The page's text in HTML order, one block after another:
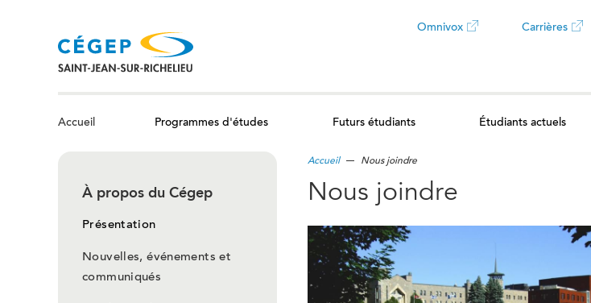
Omnivox
onglet
Carrières
ouvrira
onglet
Accueil Programmes d'études Futurs étudiants Étudiants actuels
À propos du Cégep
Présentation
Nouvelles, événements et
communiqués
Accueil Nous joindre
Nous joindre